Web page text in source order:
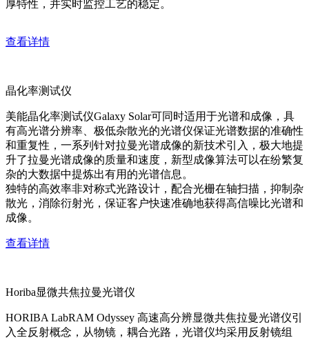
厚特性，并实时监控工艺的稳定。
查看详情
晶化率测试仪
美能晶化率测试仪Galaxy Solar可同时适用于光谱和成像，具
有高光谱分辨率、极低杂散光的光谱仪保证光谱数据的准确性
和重复性，一系列针对拉曼光谱成像的新技术引入，极大地提
升了拉曼光谱成像的质量和速度，新型成像算法可以在纷繁复
杂的大数据中提炼出有用的光谱信息。
独特的高效率非对称式光路设计，配合光栅在轴扫描，抑制杂
散光，消除衍射光，保证客户快速准确地获得高信噪比光谱和
成像。
查看详情
Horiba显微共焦拉曼光谱仪
HORIBA LabRAM Odyssey 高速高分辨显微共焦拉曼光谱仪引
入全反射概念，从物镜，耦合光路，光谱仪均采用反射镜组